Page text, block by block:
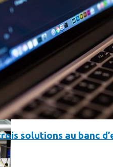
la bioimpression de peau
solutions au banc